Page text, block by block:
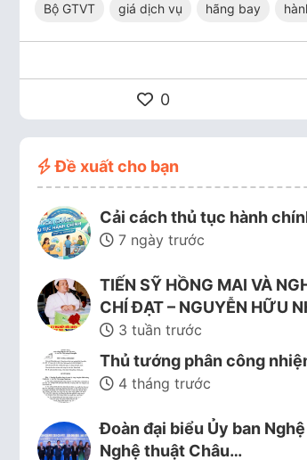
Bộ GTVT giá dịch vụ hãng bay
0
Đề xuất cho bạn
Cải cách thủ tục hành
7 ngày trước
TIẾN SỸ HỒNG MAI VÀ
CHÍ ĐẠT – NGUYỄN HỮU
3 tuần trước
Thủ tướng phân công
4 tháng trước
Đoàn đại biểu Ủy ban
Nghệ thuật Châu…